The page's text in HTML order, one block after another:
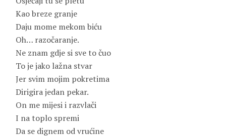
Kao breze granje
Daju mome mekom biću
Oh… razočaranje.
Ne znam gdje si sve to čuo
To je jako lažna stvar
Jer svim mojim pokretima
Dirigira jedan pekar.
On me mijesi i razvlači
I na toplo spremi
Da se dignem od vrućine